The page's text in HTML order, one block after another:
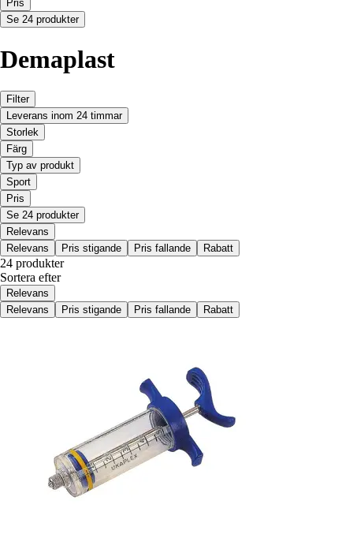
Pris
Se 24 produkter
Demaplast
Filter
Leverans inom 24 timmar
Storlek
Färg
Typ av produkt
Sport
Pris
Se 24 produkter
Relevans
Relevans
Pris stigande Pris fallande Rabatt
24 produkter
Sortera efter
Relevans
Relevans
Pris stigande Pris fallande Rabatt